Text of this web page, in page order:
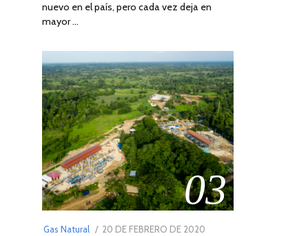
2022
nuevo en el país, pero cada vez deja en
mayor …
03
Gas Natural
POSTED
20 DE FEBRERO DE 2020